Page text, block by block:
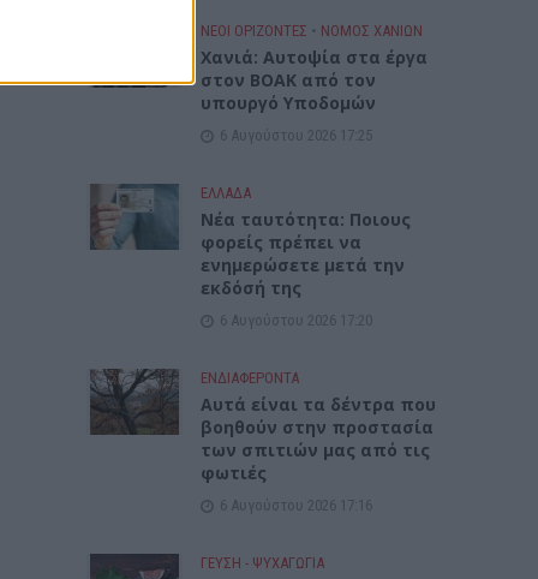
ΝΕΟΙ ΟΡΙΖΟΝΤΕΣ • ΝΟΜΌΣ ΧΑΝΊΩΝ
Χανιά: Αυτοψία στα έργα
στον ΒΟΑΚ από τον
υπουργό Υποδομών
6 Αυγούστου 2026 17:25
ΕΛΛΑΔΑ
Νέα ταυτότητα: Ποιους
φορείς πρέπει να
ενημερώσετε μετά την
εκδόσή της
6 Αυγούστου 2026 17:20
ΕΝΔΙΑΦΕΡΟΝΤΑ
Αυτά είναι τα δέντρα που
βοηθούν στην προστασία
των σπιτιών μας από τις
φωτιές
6 Αυγούστου 2026 17:16
ΓΕΎΣΗ - ΨΥΧΑΓΩΓΊΑ